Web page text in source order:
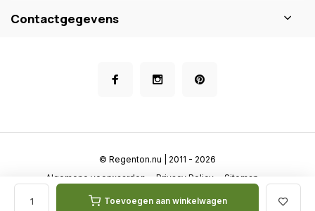
Toevoegen aan winkelwagen
Contactgegevens
Algemene voorwaarden Privacy Policy Sitemap
© Regenton.nu | 2011 - 2026